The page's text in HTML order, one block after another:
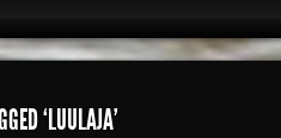
‘LUULAJA’